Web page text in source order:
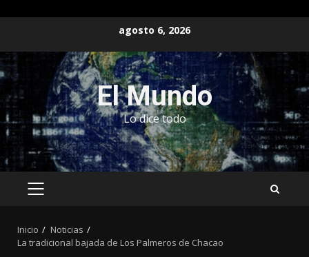
contenido
agosto 6, 2026
El Mundo
Lo dice todo
MENÚ
Inicio
Noticias
La tradicional bajada de Los Palmeros de Chacao